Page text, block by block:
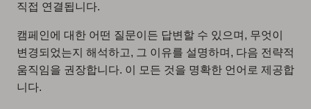
직접 연결됩니다.
캠페인에 대한 어떤 질문이든 답변할 수 있으며, 무엇이
변경되었는지 해석하고, 그 이유를 설명하며, 다음 전략적
움직임을 권장합니다. 이 모든 것을 명확한 언어로 제공합
니다.